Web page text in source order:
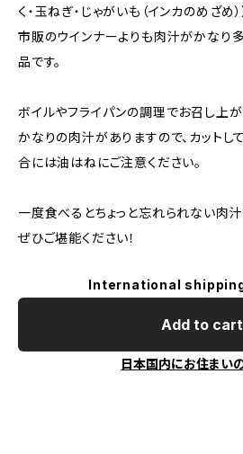
く・玉ねぎ・じゃがいも（インカのめざめ）
市販のウインナーよりも肉汁がかなり
品です。
ボイルやフライパンの調理でお召し上が
かなりの肉汁がありますので、カットし
合には油はねにご注意ください。
一度食べるとちょっと忘れられない肉
ぜひご堪能ください！
International
Add to cart
日本国内にお住まい